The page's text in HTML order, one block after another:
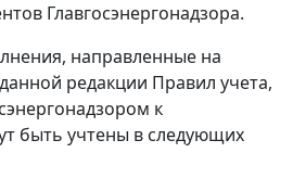
Главгосэнергонадзора.
направленные на
редакции Правил учета,
к
быть учтены в следующих